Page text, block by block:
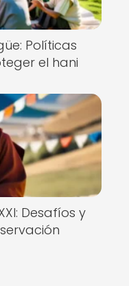
Políticas
el hani
Desafíos y